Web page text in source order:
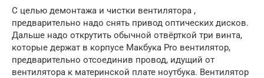
С целью демонтажа и чистки вентилятора ,
предварительно надо снять привод оптических дисков.
Дальше надо открутить обычной отвёрткой три винта,
которые держат в корпусе Макбука Pro вентилятор,
предварительно отсоединив провод, идущий от
вентилятора к материнской плате ноутбука. Вентилятор